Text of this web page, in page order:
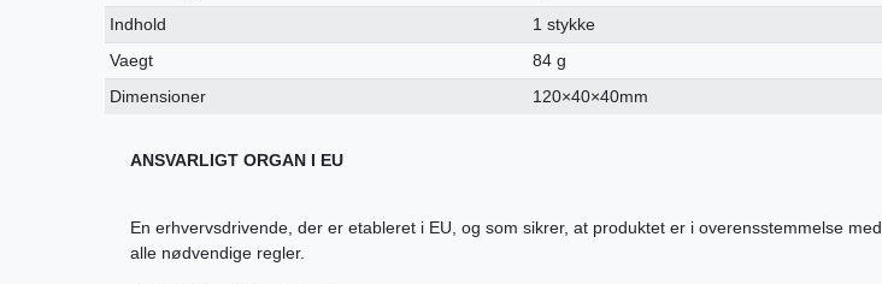
Indhold
1 stykke
Vaegt
84 g
Dimensioner
120×40×40mm
ANSVARLIGT ORGAN I EU
En erhvervsdrivende, der er etableret i EU, og som sikrer, at produktet er i overensstemmelse med
alle nødvendige regler.